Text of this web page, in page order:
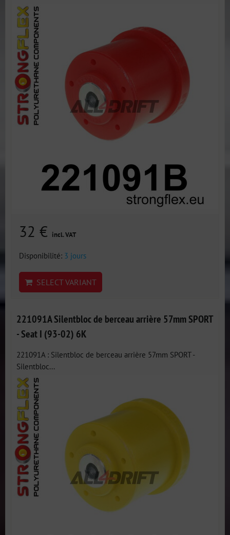
32 € incl. VAT
Disponibilité: 3 jours
SELECT VARIANT
221091A Silentbloc de berceau arrière 57mm SPORT
- Seat I (93-02) 6K
221091A : Silentbloc de berceau arrière 57mm SPORT -
Silentbloc...